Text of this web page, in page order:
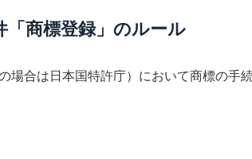
商標登録」のルール
合は日本国特許庁）において商標の手